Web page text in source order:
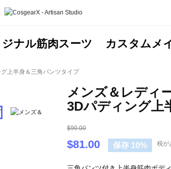
ナル筋肉スーツ カスタムメ
上半身＆三角パンツタイプ
メンズ＆レディ
3Dパディング上
$90.00
$81.00 保存 10% 税が